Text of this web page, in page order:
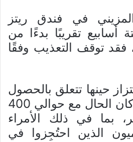
في فندق ريتز
أسابيع تقريبًا بدءًا من
عام 2017، فقد توقف التعذيب وفقًا
حينها تتعلق بالحصول
على المال – كما كان الحال مع حوالي 400
بما في ذلك الأمراء
الذين احتُجِزوا في